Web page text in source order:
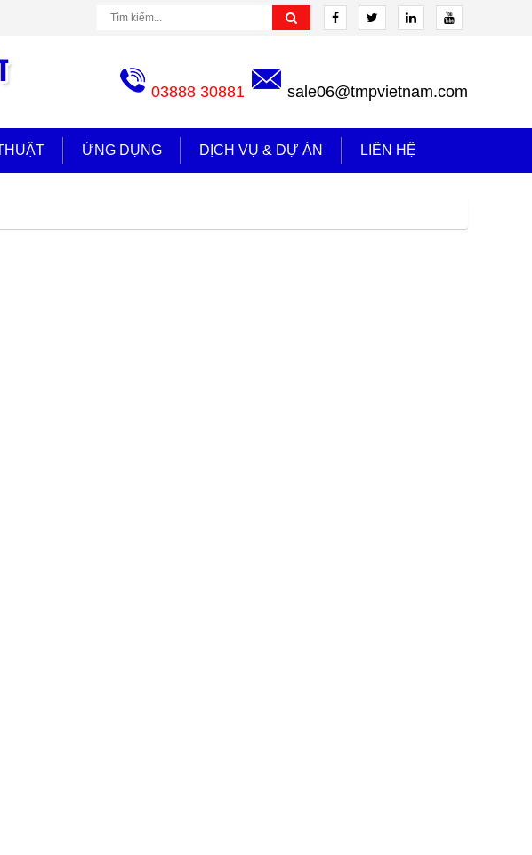
03888 30881 sale06@tmpvietnam.com
ỨNG DỤNG DỊCH VỤ & DỰ ÁN LIÊN HỆ